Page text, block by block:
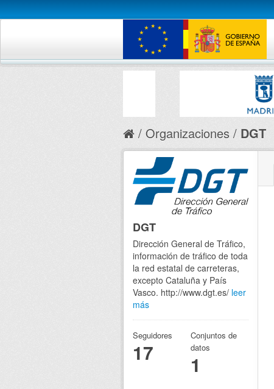
Organizaciones DGT
DGT
Dirección General de Tráfico,
información de tráfico de toda
la red estatal de carreteras,
excepto Cataluña y País
Vasco. http://www.dgt.es/ leer
más
Seguidores
17
Conjuntos de
datos
1